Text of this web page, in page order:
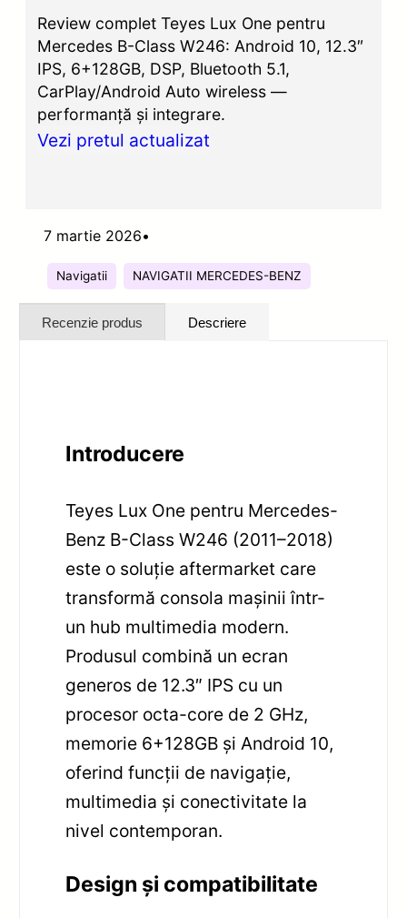
Review complet Teyes Lux One pentru
Mercedes B-Class W246: Android 10, 12.3″
IPS, 6+128GB, DSP, Bluetooth 5.1,
CarPlay/Android Auto wireless —
performanță și integrare.
Vezi pretul actualizat
7 martie 2026•
Navigatii NAVIGATII MERCEDES-BENZ
Recenzie produs Descriere
Introducere
Teyes Lux One pentru Mercedes-
Benz B-Class W246 (2011–2018)
este o soluție aftermarket care
transformă consola mașinii într-
un hub multimedia modern.
Produsul combină un ecran
generos de 12.3″ IPS cu un
procesor octa-core de 2 GHz,
memorie 6+128GB și Android 10,
oferind funcții de navigație,
multimedia și conectivitate la
nivel contemporan.
Design și compatibilitate